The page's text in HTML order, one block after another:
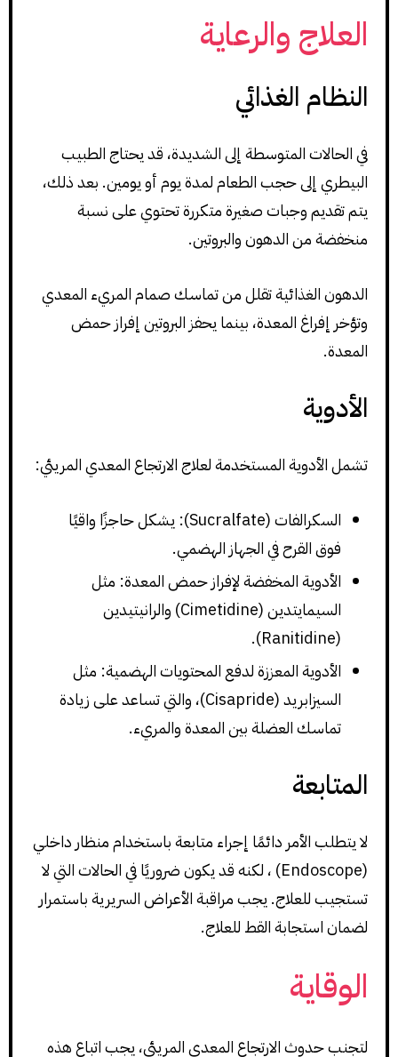
العلاج والرعاية
النظام الغذائي
في الحالات المتوسطة إلى الشديدة، قد يحتاج الطبيب
البيطري إلى حجب الطعام لمدة يوم أو يومين. بعد ذلك،
يتم تقديم وجبات صغيرة متكررة تحتوي على نسبة
منخفضة من الدهون والبروتين.
الدهون الغذائية تقلل من تماسك صمام المريء المعدي
وتؤخر إفراغ المعدة، بينما يحفز البروتين إفراز حمض
المعدة.
الأدوية
تشمل الأدوية المستخدمة لعلاج الارتجاع المعدي المريئي:
السكرالفات (Sucralfate): يشكل حاجزًا واقيًا
فوق القرح في الجهاز الهضمي.
الأدوية المخفضة لإفراز حمض المعدة: مثل
السيمايتدين (Cimetidine) والرانيتيدين
(Ranitidine).
الأدوية المعززة لدفع المحتويات الهضمية: مثل
السيزابريد (Cisapride)، والتي تساعد على زيادة
تماسك العضلة بين المعدة والمريء.
المتابعة
لا يتطلب الأمر دائمًا إجراء متابعة باستخدام منظار داخلي
(Endoscope) ، لكنه قد يكون ضروريًا في الحالات التي لا
تستجيب للعلاج. يجب مراقبة الأعراض السريرية باستمرار
لضمان استجابة القط للعلاج.
الوقاية
لتجنب حدوث الارتجاع المعدي المريئي، يجب اتباع هذه